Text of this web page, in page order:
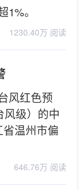
。
1230.40万 阅读
风红色预
风级）的中
温州市偏
646.76万 阅读